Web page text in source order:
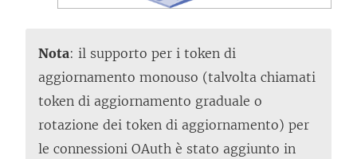
Nota: il supporto per i token di
aggiornamento monouso (talvolta chiamati
token di aggiornamento graduale o
rotazione dei token di aggiornamento) per
le connessioni OAuth è stato aggiunto in